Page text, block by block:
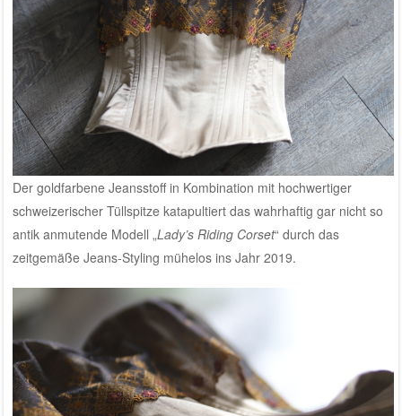
Der goldfarbene Jeansstoff in Kombination mit hochwertiger
schweizerischer Tüllspitze katapultiert das wahrhaftig gar nicht so
antik anmutende Modell „Lady’s Riding Corset“ durch das
zeitgemäße Jeans-Styling mühelos ins Jahr 2019.